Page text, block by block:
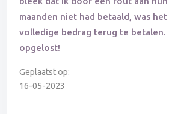
maanden niet had betaald, was
volledige bedrag terug te betalen.
opgelost!
Geplaatst op:
16-05-2023